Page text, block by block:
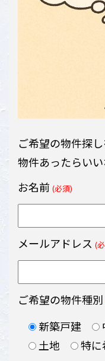
ご希望の物件探
物件あったらい
お名前 (必須)
メールアドレス (
ご希望の物件種別
新築戸建
土地
特に